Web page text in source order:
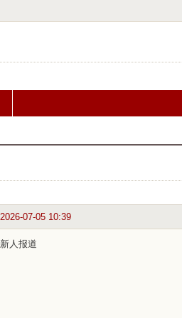
2026-07-05 10:39
新人报道